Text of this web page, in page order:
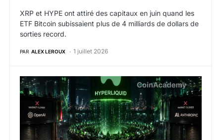
XRP et HYPE ont attiré des capitaux en juin quand les
ETF Bitcoin subissaient plus de 4 milliards de dollars de
sorties record.
PAR ALEX LEROUX 1 juillet 2026
Hyperliquid perd ses marchés OpenAI et Anthropic